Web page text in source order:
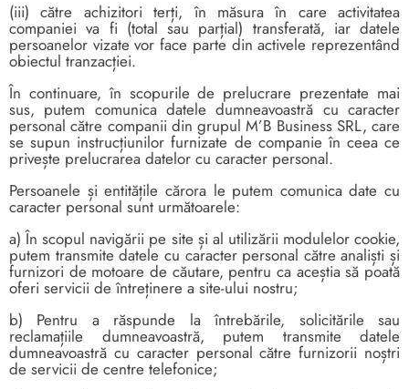
(iii) către achizitori terți, în măsura în care activitatea
companiei va fi (total sau parțial) transferată, iar datele
persoanelor vizate vor face parte din activele reprezentând
obiectul tranzacției.
În continuare, în scopurile de prelucrare prezentate mai
sus, putem comunica datele dumneavoastră cu caracter
personal către companii din grupul M’B Business SRL, care
se supun instrucțiunilor furnizate de companie în ceea ce
privește prelucrarea datelor cu caracter personal.
Persoanele și entitățile cărora le putem comunica date cu
caracter personal sunt următoarele:
a) În scopul navigării pe site și al utilizării modulelor cookie,
putem transmite datele cu caracter personal către analiști și
furnizori de motoare de căutare, pentru ca aceștia să poată
oferi servicii de întreținere a site-ului nostru;
b) Pentru a răspunde la întrebările, solicitările sau
reclamațiile dumneavoastră, putem transmite datele
dumneavoastră cu caracter personal către furnizorii noștri
de servicii de centre telefonice;